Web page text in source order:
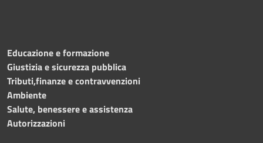
Educazione e formazione
Giustizia e sicurezza pubblica
Tributi,finanze e contravvenzioni
Ambiente
Salute, benessere e assistenza
Autorizzazioni